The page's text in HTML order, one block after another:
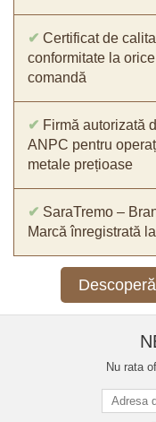
✔ Certificat de
conformitate la orice
comandă
✔ Firmă autorizată
ANPC pentru
metale prețioase
✔ SaraTremo –
Marcă înregistrată
Nu rata